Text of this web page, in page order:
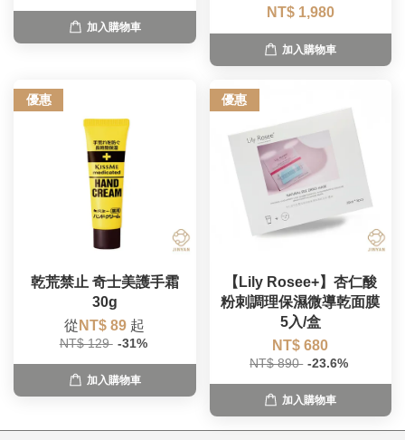
加入購物車
NT$ 1,980
加入購物車
優惠
乾荒禁止 奇士美護手霜
30g
從 NT$ 89 起
NT$ 129 -31%
加入購物車
優惠
【Lily Rosee+】杏仁酸
粉刺調理保濕微導乾面膜
5入/盒
NT$ 680
NT$ 890 -23.6%
加入購物車